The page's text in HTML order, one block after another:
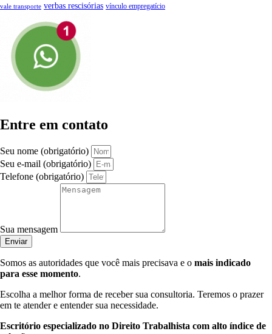
vale transporte verbas rescisórias vínculo empregatício
Entre em contato
Seu nome (obrigatório)
Seu e-mail (obrigatório)
Telefone (obrigatório)
Sua mensagem
Enviar
Somos as autoridades que você mais precisava e o mais indicado
para esse momento.
Escolha a melhor forma de receber sua consultoria. Teremos o prazer
em te atender e entender sua necessidade.
Escritório especializado no Direito Trabalhista com alto índice de